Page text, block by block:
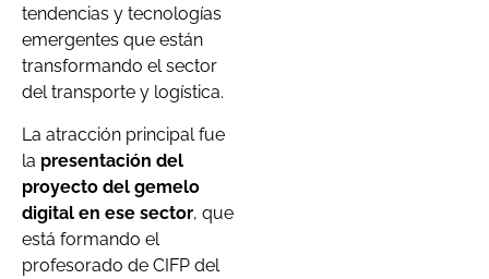
tendencias y tecnologías
emergentes que están
transformando el sector
del transporte y logística.
La atracción principal fue
la presentación del
proyecto del gemelo
digital en ese sector, que
está formando el
profesorado de CIFP del